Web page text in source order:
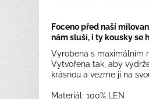
Foceno před naší
nám sluší, i ty kousky se
Vyrobena s maximálním
Vytvořena tak, aby
krásnou a vezme ji na
Materiál: 100% LEN